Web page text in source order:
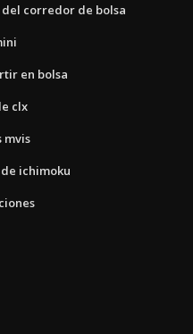
corredor de bolsa
en bolsa
clx
mvis
ichimoku